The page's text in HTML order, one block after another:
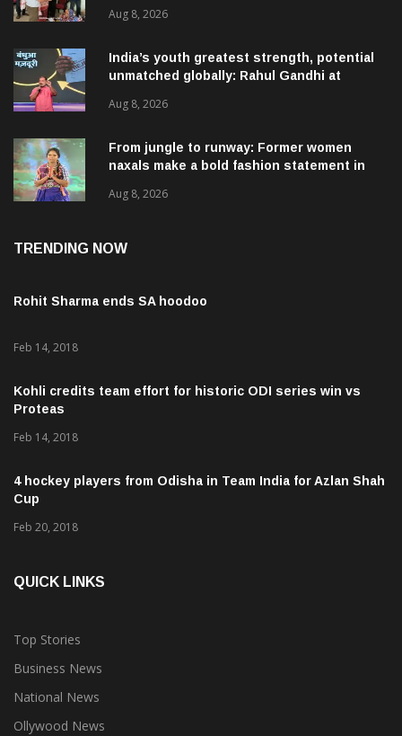
Aug 8, 2026
India’s youth greatest strength, potential
unmatched globally: Rahul Gandhi at
Aug 8, 2026
From jungle to runway: Former women
naxals make a bold fashion statement in
Aug 8, 2026
TRENDING NOW
Rohit Sharma ends SA hoodoo
Feb 14, 2018
Kohli credits team effort for historic ODI series win vs
Proteas
Feb 14, 2018
4 hockey players from Odisha in Team India for Azlan Shah
Cup
Feb 20, 2018
QUICK LINKS
Top Stories
Business News
National News
Ollywood News